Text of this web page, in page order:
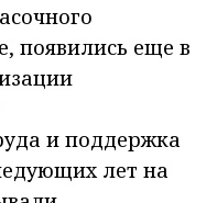
появились еще в
и поддержка
лет на